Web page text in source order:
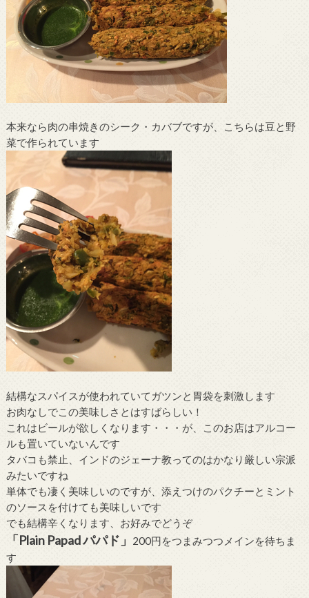
本来なら肉の串焼きのシーク・カバブですが、こちらは豆と野
菜で作られています
結構なスパイスが使われていてガツンと胃袋を刺激します
お肉なしでこの美味しさとはすばらしい！
これはビールが欲しくなります・・・が、このお店はアルコー
ルも置いていないんです
タバコも禁止、インドのジェーナ教ってのはかなり厳しい宗派
みたいですね
単体でも凄く美味しいのですが、添えつけのパクチーとミント
のソースを付けても美味しいです
でも結構辛くなります、お好みでどうぞ
「Plain Papad パパド」
200円をつまみつつメインを待ちま
す